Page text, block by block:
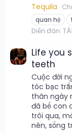
Tequila
quan hệ
Diễn đàn:
Life you
teeth
Cuộc đời
tóc bạc
thân ngày
đã bế con
trôi qua,
nên, sống